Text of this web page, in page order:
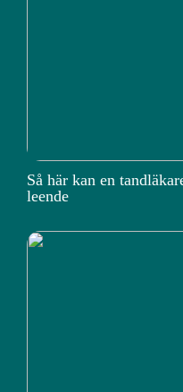
Så här kan en
leende